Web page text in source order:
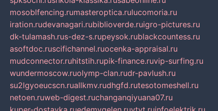
mosoblfencing.rumasteroptica.rulucomoria.ru
iration.rudevanagari.rubiblioverde.ruigro-pictures.ru
dk-tulamash.rus-dez-s.rupeysok.rublackcountess.ru
asoftdoc.ruscifichannel.ruocenka-appraisal.ru
mudconnector.ruhitstih.rupik-finance.ruvip-surfing.ru
wundermoscow.ruolymp-clan.rudr-pavlush.ru
su2lgyoeucscn.ruallkmv.rudhgfd.rutesotomeshell.ru
netoen.ruweb-digest.ruchanganqiyuana07.ru